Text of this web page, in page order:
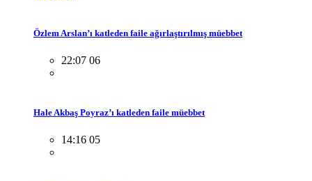
Özlem Arslan’ı katleden faile ağırlaştırılmış müebbet
22:07 06
Hale Akbaş Poyraz’ı katleden faile müebbet
14:16 05